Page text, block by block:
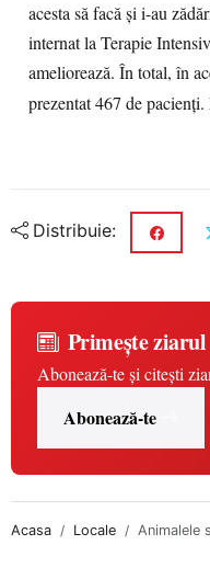
acesta să facă şi i-au
internat la Terapie
ameliorează. În total, în
prezentat 467 de pacienţi.
Distribuie:
Primește
Abonează-te și citești
Abonează-te
Acasa Locale Animalele